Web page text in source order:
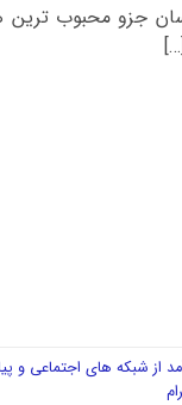
جزو محبوب ترین
از شبکه های اجتماعی و